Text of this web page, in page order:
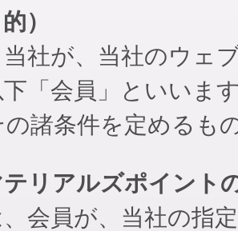
）
社が、当社のウェ
「会員」といいま
諸条件を定めるも
リアルズポイント
会員が、当社の指